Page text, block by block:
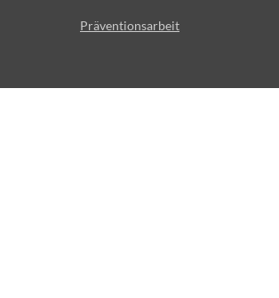
Präventionsarbeit